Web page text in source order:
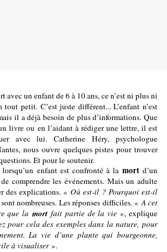
avec un enfant de 6 à 10 ans, ce n’est ni plus ni
petit. C’est juste différent... L’enfant n’est
il a déjà besoin de plus d’informations. Que
livre ou en l’aidant à rédiger une lettre, il est
avec lui. Catherine Héry, psychologue
nous ouvre quelques pistes pour trouver
Et pour le soutenir.
enfant est confronté à la mortd’un
comprendre les événements. Mais un adulte
des explications. « Où est-il ? Pourquoi est-il
nombreuses. Les réponses difficiles. «A cet
que la mortfait partie de la vie», explique
pour cela des exemples dans la nature, pour
La vie d’une plante qui bourgeonne,
à visualiser».